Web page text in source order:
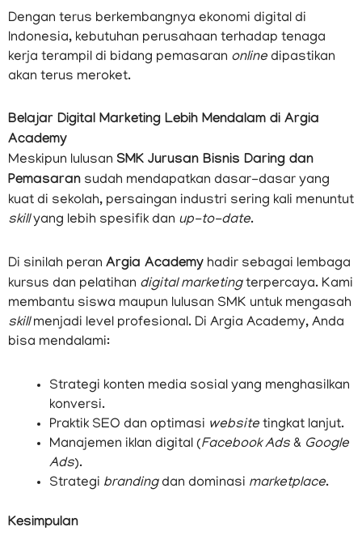
Dengan terus berkembangnya ekonomi digital di
Indonesia, kebutuhan perusahaan terhadap tenaga
kerja terampil di bidang pemasaran online dipastikan
akan terus meroket.
Belajar Digital Marketing Lebih Mendalam di Argia
Academy
Meskipun lulusan SMK Jurusan Bisnis Daring dan
Pemasaran sudah mendapatkan dasar-dasar yang
kuat di sekolah, persaingan industri sering kali menuntut
skillyang lebih spesifik dan up-to-date.
Di sinilah peran Argia Academy hadir sebagai lembaga
kursus dan pelatihan digital marketingterpercaya. Kami
membantu siswa maupun lulusan SMK untuk mengasah
skillmenjadi level profesional. Di Argia Academy, Anda
bisa mendalami:
Strategi konten media sosial yang menghasilkan
konversi.
Praktik SEO dan optimasi website tingkat lanjut.
Manajemen iklan digital (Facebook Ads & Google
Ads).
Strategi brandingdan dominasi marketplace.
Kesimpulan